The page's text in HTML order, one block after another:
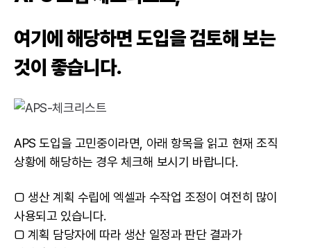
여기에 해당하면 도입을 검토해 보는
것이 좋습니다.
APS 도입을 고민중이라면, 아래 항목을 읽고 현재 조직
상황에 해당하는 경우 체크해 보시기 바랍니다.
□ 생산 계획 수립에 엑셀과 수작업 조정이 여전히 많이
사용되고 있습니다.
□ 계획 담당자에 따라 생산 일정과 판단 결과가